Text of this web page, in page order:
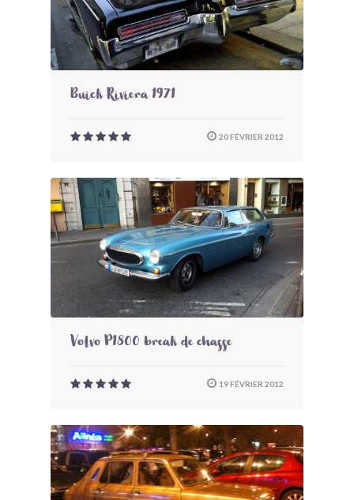
Buick Riviera 1971
20 FÉVRIER 2012
Volvo P1800 break de chasse
19 FÉVRIER 2012